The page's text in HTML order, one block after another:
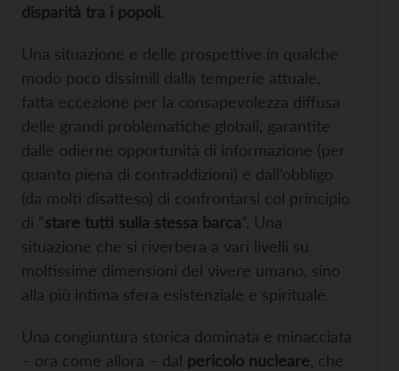
disparità tra i popoli.
Una situazione e delle prospettive in qualche
modo poco dissimili dalla temperie attuale,
fatta eccezione per la consapevolezza diffusa
delle grandi problematiche globali, garantite
dalle odierne opportunità di informazione (per
quanto piena di contraddizioni) e dall’obbligo
(da molti disatteso) di confrontarsi col principio
di “stare tutti sulla stessa barca”. Una
situazione che si riverbera a vari livelli su
moltissime dimensioni del vivere umano, sino
alla più intima sfera esistenziale e spirituale.
Una congiuntura storica dominata e minacciata
– ora come allora – dal pericolo nucleare , che